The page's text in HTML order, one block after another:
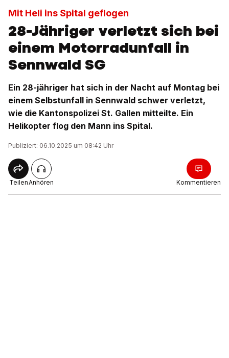
Mit Heli ins Spital geflogen
28-Jähriger verletzt sich bei
einem Motorradunfall in
Sennwald SG
Ein 28-jähriger hat sich in der Nacht auf Montag bei
einem Selbstunfall in Sennwald schwer verletzt,
wie die Kantonspolizei St. Gallen mitteilte. Ein
Helikopter flog den Mann ins Spital.
Publiziert: 06.10.2025 um 08:42 Uhr
TeilenAnhören Kommentieren